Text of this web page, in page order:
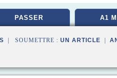
PASSER A1
| SOUMETTRE : UN ARTICLE